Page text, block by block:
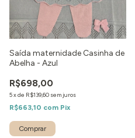
Saída maternidade Casinha de
Abelha - Azul
R$698,00
5xde R$139,60 sem juros
R$663,10 com Pix
Comprar